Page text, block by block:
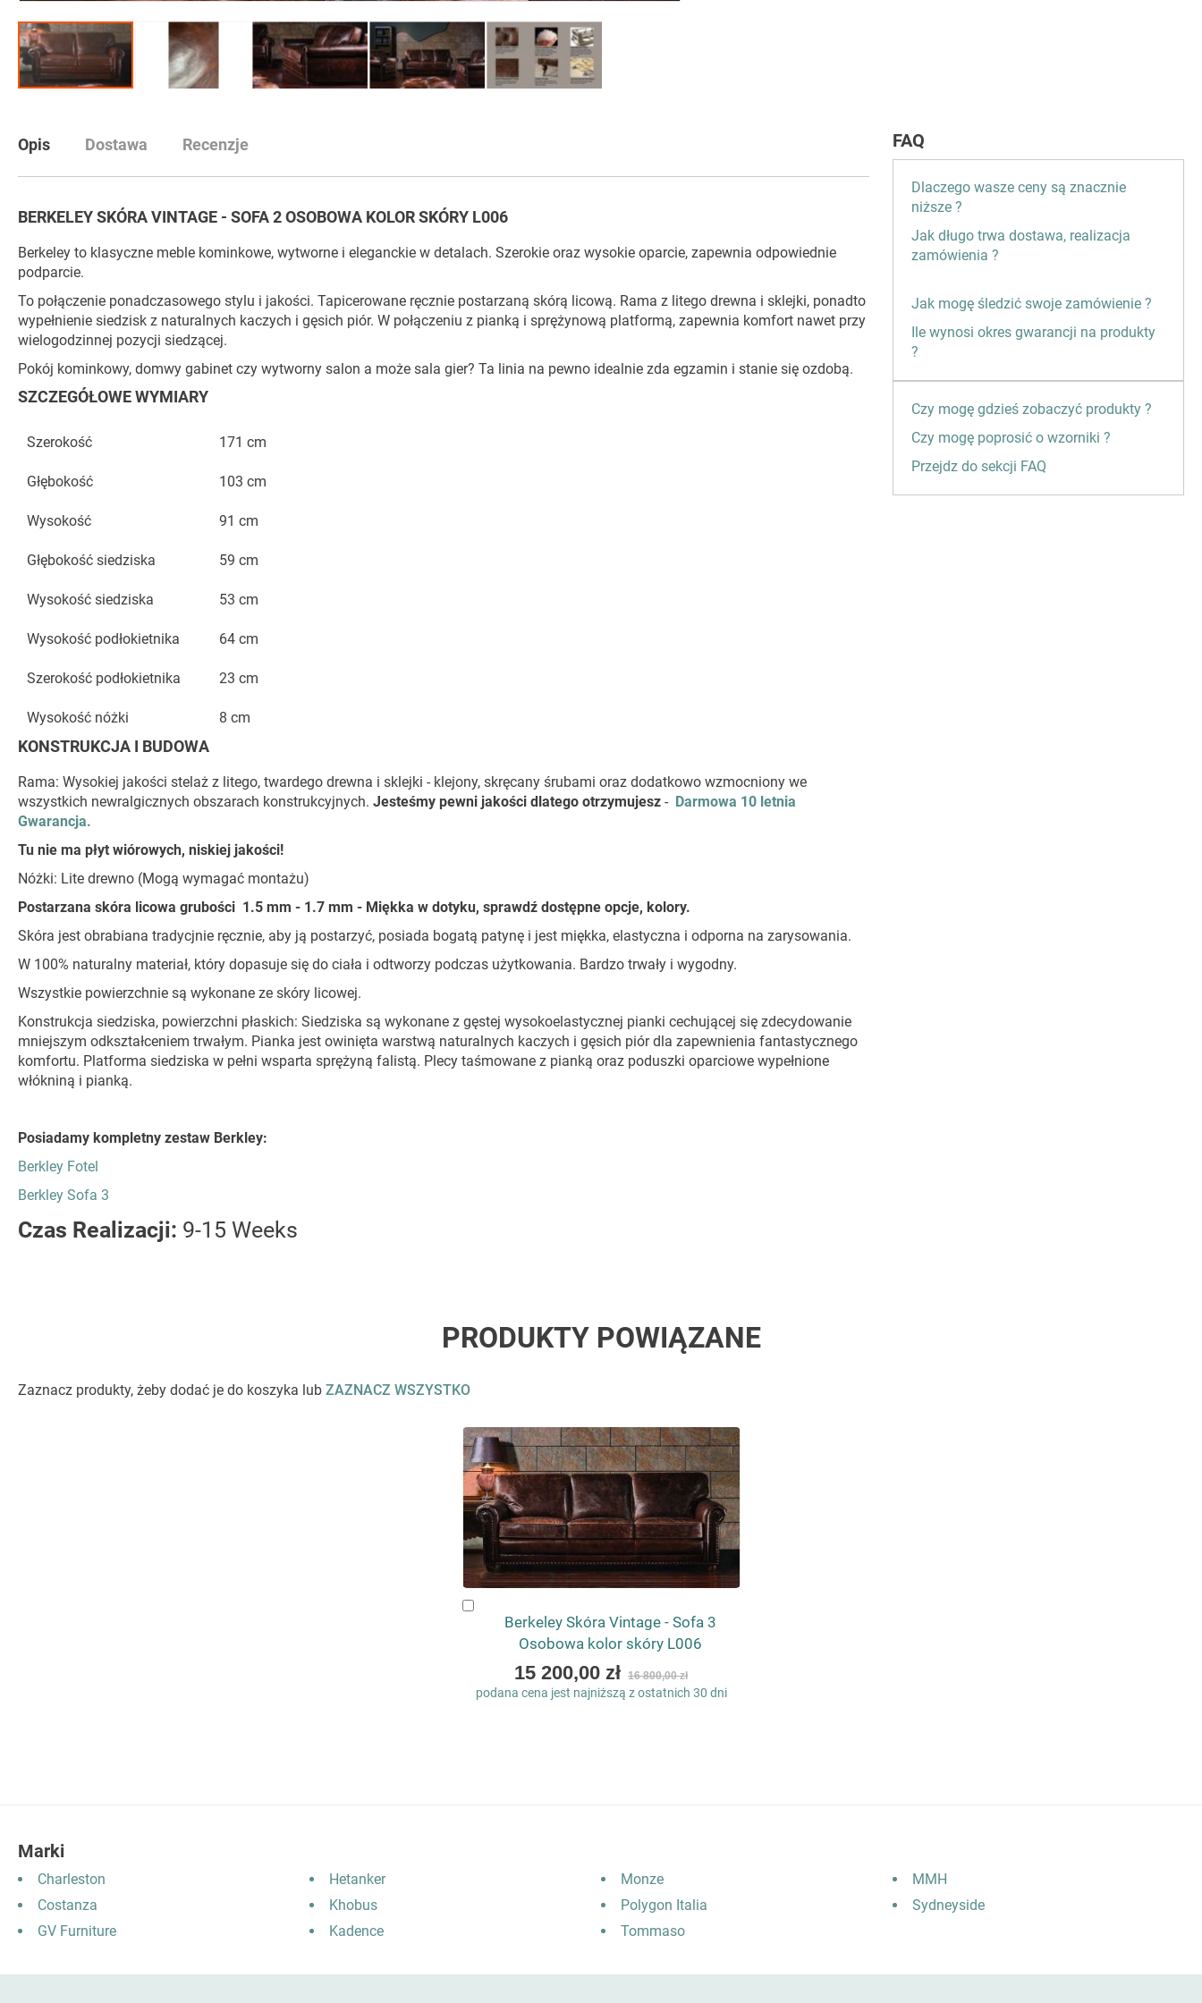
początek
galerii
Opis
BERKELEY SKÓRA VINTAGE - SOFA 2 OSOBOWA KOLOR SKÓRY L006
Berkeley to klasyczne meble kominkowe, wytworne i eleganckie w detalach. Szerokie oraz wysokie oparcie, zapewnia odpowiednie
podparcie.
To połączenie ponadczasowego stylu i jakości. Tapicerowane ręcznie postarzaną skórą licową. Rama z litego drewna i sklejki, ponadto
wypełnienie siedzisk z naturalnych kaczych i gęsich piór. W połączeniu z pianką i sprężynową platformą, zapewnia komfort nawet przy
wielogodzinnej pozycji siedzącej.
Pokój kominkowy, domwy gabinet czy wytworny salon a może sala gier? Ta linia na pewno idealnie zda egzamin i stanie się ozdobą.
SZCZEGÓŁOWE WYMIARY
Szerokość 171 cm
Głębokość 103 cm
Wysokość 91 cm
Głębokość siedziska 59 cm
Wysokość siedziska 53 cm
Wysokość podłokietnika 64 cm
Szerokość podłokietnika 23 cm
Wysokość nóżki 8 cm
KONSTRUKCJA I BUDOWA
Rama: Wysokiej jakości stelaż z litego, twardego drewna i sklejki - klejony, skręcany śrubami oraz dodatkowo wzmocniony we
wszystkich newralgicznych obszarach konstrukcyjnych. Jesteśmy pewni jakości dlatego otrzymujesz - Darmowa 10 letnia
Gwarancja.
Tu nie ma płyt wiórowych, niskiej jakości!
Nóżki: Lite drewno (Mogą wymagać montażu)
Postarzana skóra licowa grubości 1.5 mm - 1.7 mm - Miękka w dotyku, sprawdź dostępne opcje, kolory.
Skóra jest obrabiana tradycjnie ręcznie, aby ją postarzyć, posiada bogatą patynę i jest miękka, elastyczna i odporna na zarysowania.
W 100% naturalny materiał, który dopasuje się do ciała i odtworzy podczas użytkowania. Bardzo trwały i wygodny.
Wszystkie powierzchnie są wykonane ze skóry licowej.
Konstrukcja siedziska, powierzchni płaskich: Siedziska są wykonane z gęstej wysokoelastycznej pianki cechującej się zdecydowanie
mniejszym odkształceniem trwałym. Pianka jest owinięta warstwą naturalnych kaczych i gęsich piór dla zapewnienia fantastycznego
komfortu. Platforma siedziska w pełni wsparta sprężyną falistą. Plecy taśmowane z pianką oraz poduszki oparciowe wypełnione
włókniną i pianką.
Posiadamy kompletny zestaw Berkley:
Berkley Fotel
Berkley Sofa 3
Czas Realizacji: 9-15 Weeks
Dostawa Recenzje FAQ
Dlaczego wasze ceny są znacznie
niższe ?
Jak długo trwa dostawa, realizacja
zamówienia ?
Jak mogę śledzić swoje zamówienie ?
Ile wynosi okres gwarancji na produkty
?
Czy mogę gdzieś zobaczyć produkty ?
Czy mogę poprosić o wzorniki ?
Przejdz do sekcji FAQ
PRODUKTY POWIĄZANE
Zaznacz produkty, żeby dodać je do koszyka lub ZAZNACZ WSZYSTKO
Berkeley Skóra Vintage - Sofa 3
Osobowa kolor skóry L006
Special
Price
15 200,00 zł 16 800,00 zł
podana cena jest najniższą z ostatnich 30 dni
koszyka
Marki
Charleston
Costanza
GV Furniture
Hetanker
Khobus
Kadence
Monze
Polygon Italia
Tommaso
MMH
Sydneyside